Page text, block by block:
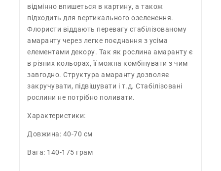
відмінно впишеться в картину, а також
підходить для вертикального озеленення.
Флористи віддають перевагу стабілізованому
амаранту через легке поєднання з усіма
елементами декору. Так як рослина амаранту є
в різних кольорах, її можна комбінувати з чим
завгодно. Структура амаранту дозволяє
закручувати, підвішувати і т.д. Стабілізовані
рослини не потрібно поливати.
Характеристики:
Довжина: 40-70 см
Вага: 140-175 грам